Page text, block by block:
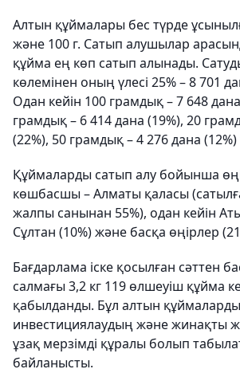
Алтын құймалары бес түрде
және 100 г. Сатып алушылар
құйма ең көп сатып алынады.
көлемінен оның үлесі 25% – 8 701
Одан кейін 100 грамдық – 7 648
грамдық – 6 414 дана (19%), 20
(22%), 50 грамдық – 4 276 дана (12%)
Құймаларды сатып алу бойынша
көшбасшы – Алматы қаласы
жалпы санынан 55%), одан кейін
Сұлтан (10%) және басқа өңірлер
Бағдарлама іске қосылған сәттен
салмағы 3,2 кг 119 өлшеуіш құйма
қабылданды. Бұл алтын
инвестициялаудың және жинақты
ұзақ мерзімді құралы болып
байланысты.